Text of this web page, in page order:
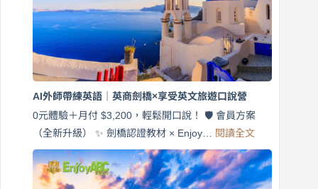
說
英
語！
英
商
劍
口
說
營
AI外師帶練英語｜英商劍橋×享受英文旅遊口說營
0元體驗＋月付 $3,200，輕鬆開口說！ 🛡️ 會員方案
（全新升級） ✨ 劍橋認證教材 × Enjoy… 閱讀全文:
外
師
帶